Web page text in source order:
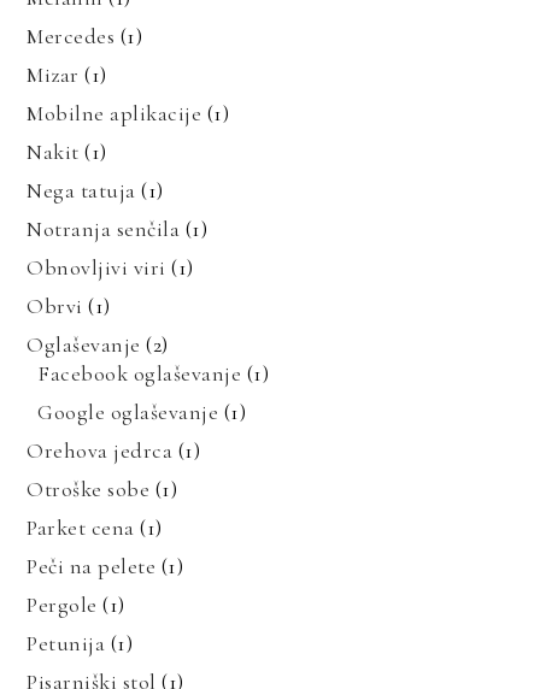
Mercedes (1)
Mizar (1)
Mobilne aplikacije (1)
Nakit (1)
Nega tatuja (1)
Notranja senčila (1)
Obnovljivi viri (1)
Obrvi (1)
Oglaševanje (2)
Facebook oglaševanje (1)
Google oglaševanje (1)
Orehova jedrca (1)
Otroške sobe (1)
Parket cena (1)
Peči na pelete (1)
Pergole (1)
Petunija (1)
Pisarniški stol (1)